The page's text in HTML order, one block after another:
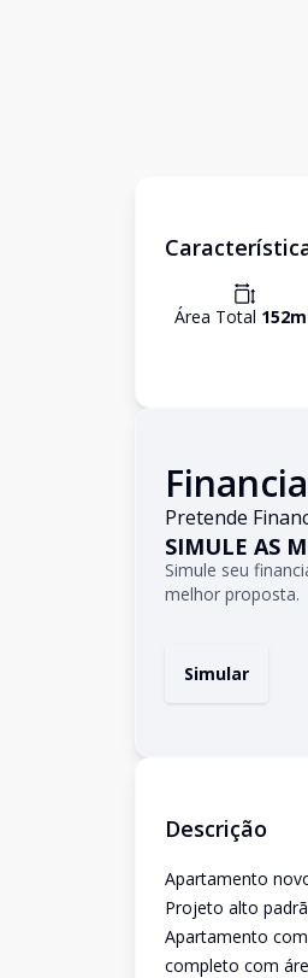
Área Total 152
Pretende
SIMULE AS
Simule seu
melhor proposta.
Simular
Descrição
Apartamento
Projeto alto
Apartamento
completo com